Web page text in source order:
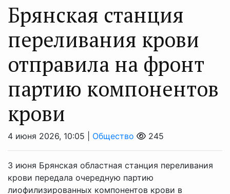
Брянская станция
переливания крови
отправила на фронт
партию компонентов
крови
4 июня 2026, 10:05 | Общество 245
3 июня Брянская областная станция переливания
крови передала очередную партию
лиофилизированных компонентов крови в